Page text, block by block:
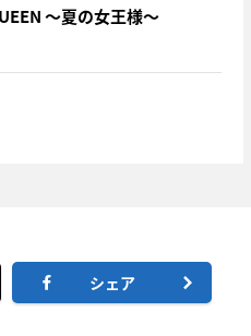
～夏の女王様～
シェア